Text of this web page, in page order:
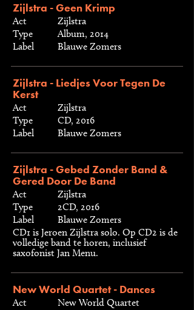
Zijlstra - Geen Krimp
Act
Zijlstra
Type
Album, 2014
Label
Blauwe Zomers
Zijlstra - Liedjes Voor Tegen De
Kerst
Act
Zijlstra
Type
CD, 2016
Label
Blauwe Zomers
Zijlstra - Gebed Zonder Band &
Gered Door De Band
Act
Zijlstra
Type
2CD, 2016
Label
Blauwe Zomers
CD1 is Jeroen Zijlstra solo. Op CD2 is de
volledige band te horen, inclusief
saxofonist Jan Menu.
New World Quartet - Dances
Act
New World Quartet